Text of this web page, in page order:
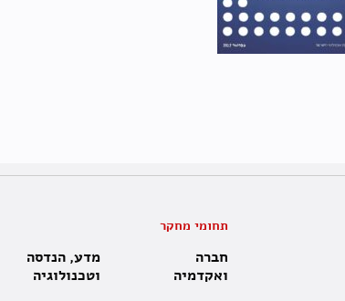
תחומי מחקר
חברה
ואקדמיה
מדע, הנדסה
וטכנולוגיה